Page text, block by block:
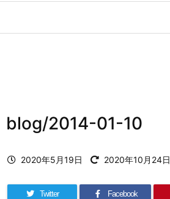
blog/2014-01-10
2020年5月19日 2020年10月24日
Twitter Facebook